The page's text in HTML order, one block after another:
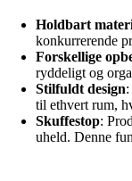
Holdbart
konkurrerende
Forskellige
ryddeligt og
Stilfuldt design
til ethvert rum,
Skuffestop:
uheld. Denne